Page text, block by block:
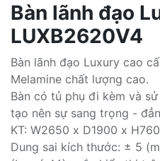
Bàn lãnh đạo
LUXB2620V4
Bàn lãnh đạo Luxury cao
Melamine chất lượng cao.
Bàn có tủ phụ đi kèm và
tạo nên sự sang trọng -
KT: W2650 x D1900 x
Dung sai kích thước: ± 5